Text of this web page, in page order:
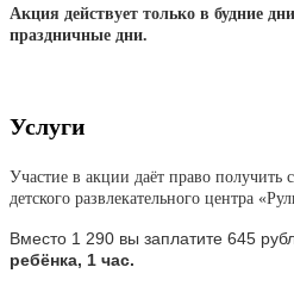
Акция действует только в будние
праздничные дни.
Услуги
Участие в акции даёт право получить
детского развлекательного центра
Вместо 1 290 вы заплатите 645
ребёнка, 1 час.